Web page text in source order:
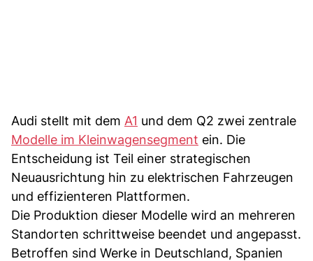
Audi stellt mit dem A1 und dem Q2 zwei zentrale
Modelle im Kleinwagensegment ein. Die
Entscheidung ist Teil einer strategischen
Neuausrichtung hin zu elektrischen Fahrzeugen
und effizienteren Plattformen.
Die Produktion dieser Modelle wird an mehreren
Standorten schrittweise beendet und angepasst.
Betroffen sind Werke in Deutschland, Spanien